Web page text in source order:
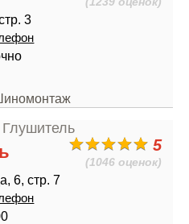
3
5
(1046 оценок)
6, стр. 7